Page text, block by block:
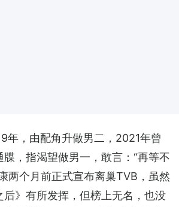
年，由配角升做男二，2021年曾
，指渴望做男一，敢言：“再等不
两个月前正式宣布离巢TVB，虽然
后》有所发挥，但榜上无名，也没